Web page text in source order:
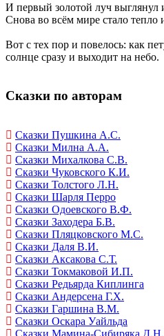
И первый золотой луч выглянул
Снова во всём мире стало тепло
Вот с тех пор и повелось: как
солнце сразу и выходит на небо.
Сказки по авторам
Сказки Пушкина А.С.
Сказки Милна А.А.
Сказки Михалкова С.В.
Сказки Чуковского К.И.
Сказки Толстого Л.Н.
Сказки Шарля Перро
Сказки Одоевского В.Ф.
Сказки Заходера Б.В.
Сказки Пляцковского М.С.
Сказки Даля В.И.
Сказки Аксакова С.Т.
Сказки Токмаковой И.П.
Сказки Редьярда Киплинга
Сказки Андерсена Г.Х.
Сказки Гаршина В.М.
Сказки Оскара Уайльда